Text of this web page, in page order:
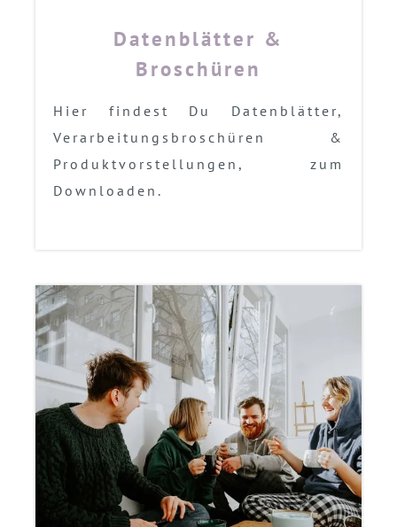
Datenblätter &
Broschüren
Hier findest Du Datenblätter,
Verarbeitungsbroschüren &
Produktvorstellungen, zum
Downloaden.